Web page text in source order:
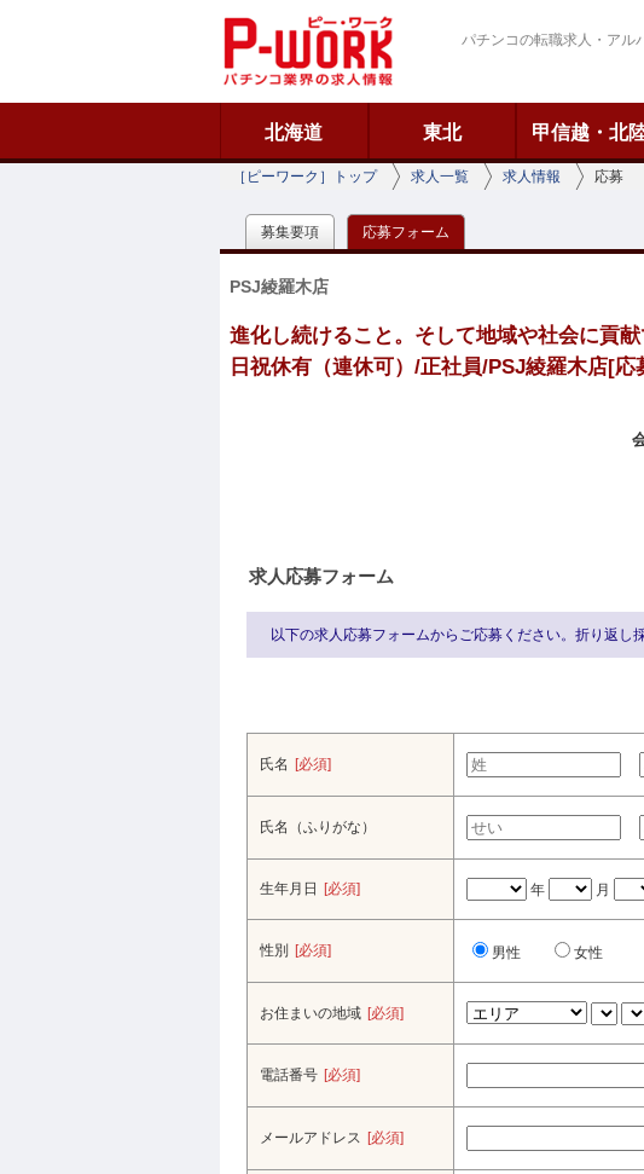
パチンコの転職求人・アル
北海道 東北 甲信越・北
［ピーワーク］トップ 求人一覧 求人情報 応募
募集要項 応募フォーム
PSJ綾羅木店
進化し続けること。そして地域や社会に貢
日祝休有（連休可）/正社員/PSJ綾羅木店[応
求人応募フォーム
以下の求人応募フォームからご応募ください。折り返し
氏名 [必須]
氏名（ふりがな）
生年月日 [必須] 年 月
性別 [必須] 男性 女性
お住まいの地域 [必須]
電話番号 [必須]
メールアドレス [必須]